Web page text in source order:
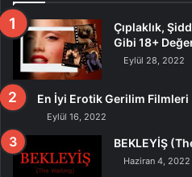
Çıplaklık,
Gibi 18+
Eylül 28, 2022
En İyi Erotik Gerilim Filmleri
Eylül 16, 2022
BEKLEYİŞ
Haziran 4, 2022